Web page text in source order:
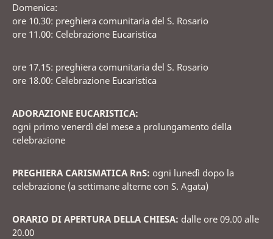
Domenica:
ore 10.30: preghiera comunitaria del S. Rosario
ore 11.00: Celebrazione Eucaristica
ore 17.15: preghiera comunitaria del S. Rosario
ore 18.00: Celebrazione Eucaristica
ADORAZIONE EUCARISTICA:
ogni primo venerdì del mese a prolungamento della
celebrazione
PREGHIERA CARISMATICA RnS: ogni lunedì dopo la
celebrazione (a settimane alterne con S. Agata)
ORARIO DI APERTURA DELLA CHIESA: dalle ore 09.00 alle
20.00